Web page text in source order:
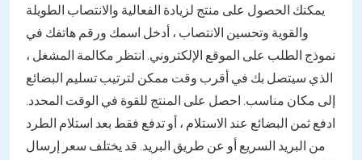
يمكنك الحصول على منتج لزيادة الفعالية والانتصاب الطويلة
والقوية وتحسين الانتصاب ، أدخل اسمك ورقم هاتفك في
نموذج الطلب على الموقع الإلكتروني. انتظر مكالمة المشغل ،
الذي سيتصل بك في أقرب وقت ممكن لترتيب تسليم البضائع
إلى مكان مناسب. احصل على المنتج للقوة في الوقت المحدد.
ادفع ثمن البضائع عند الاستلام ، أو تدفع فقط بعد استلام الطرد
من البريد السريع أو عن طريق البريد. قد يختلف سعر إرسال